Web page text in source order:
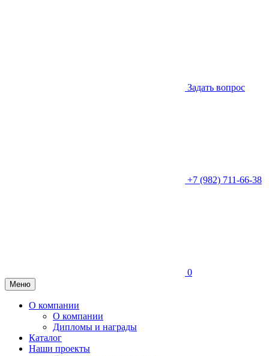
Задать вопрос
+7 (982) 711-66-38
0
Меню
О компании
О компании
Дипломы и награды
Каталог
Наши проекты